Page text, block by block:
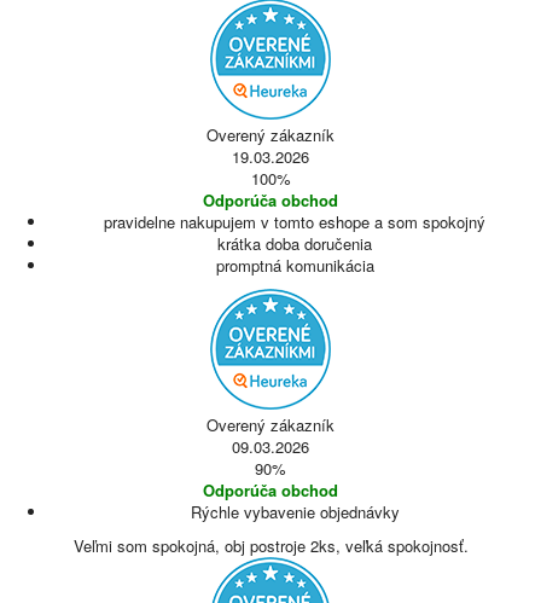
Overený zákazník
19.03.2026
100%
Odporúča obchod
pravidelne nakupujem v tomto eshope a som spokojný
krátka doba doručenia
promptná komunikácia
Overený zákazník
09.03.2026
90%
Odporúča obchod
Rýchle vybavenie objednávky
Veľmi som spokojná, obj postroje 2ks, veľká spokojnosť.